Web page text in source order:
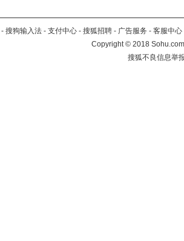
- 搜狗输入法 - 支付中心 - 搜狐招聘 - 广告服务 - 客服中心
Copyright©2018
搜狐不良信息举